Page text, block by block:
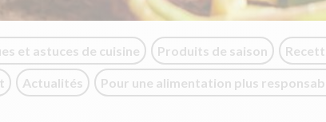
et astuces de cuisine Produits de saison
Actualités Pour une alimentation plus